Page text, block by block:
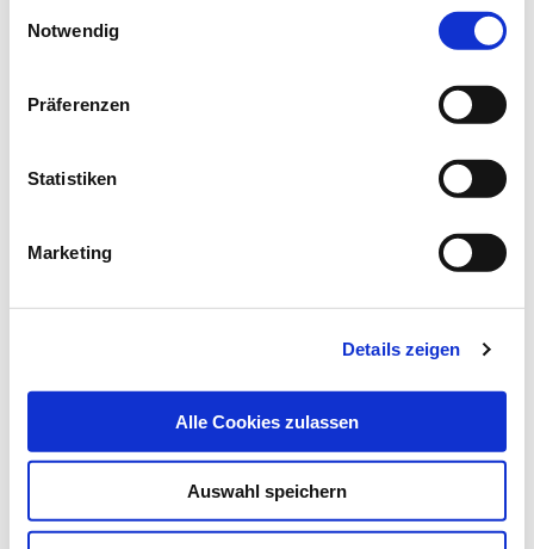
Notwendig
Präferenzen
Statistiken
Marketing
Details zeigen
Alle Cookies zulassen
Auswahl speichern
Experten machen gegen
Schlaganfall und Diabetes mobil
Die Aufklärungskampagne „Herzenssache Lebenszeit“